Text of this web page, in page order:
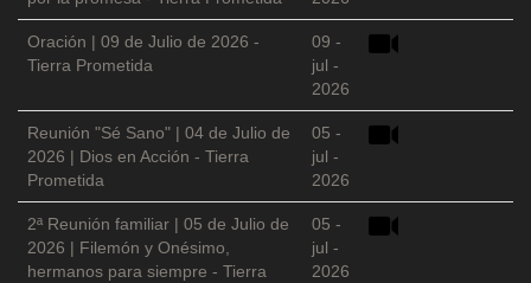
Oración | 09 de Julio de 2026 -
Tierra Prometida
09 -
jul -
2026
Reunión "Sé Sano" | 04 de Julio de
2026 | Dios en Acción - Tierra
Prometida
05 -
jul -
2026
2ª Reunión familiar | 05 de Julio de
2026 | Filemón y Onésimo,
hermanos para siempre - Tierra
05 -
jul -
2026